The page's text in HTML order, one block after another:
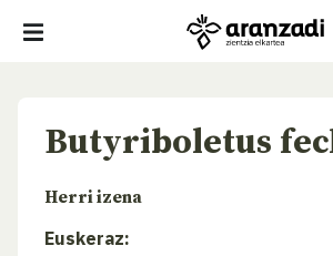
Butyriboletus
Herri izena
Euskeraz: